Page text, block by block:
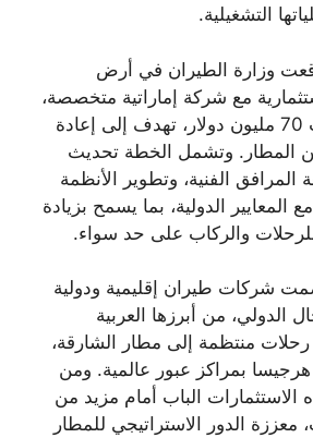
التشغيلية.
2025، وقعت وزارة الطيران في أرض
مع شركة إماراتية متخصصة،
بقيمة تقديرية بلغت 70 مليون دولار، تهدف إلى إعادة
المطار. وتشمل الخطة تحديث
المرافق الفنية، وتطوير الأنظمة
المعايير الدولية، بما يسمح بزيادة
للرحلات والركاب على حد سواء.
شركات طيران إقليمية ودولية
الدولي، من أبرزها العربية
رحلات منتظمة إلى مطار الشارقة،
بمراكز عبور عالمية. ومن
الاستثمارات الباب أمام مزيد من
معززة الدور الاستراتيجي للمطار